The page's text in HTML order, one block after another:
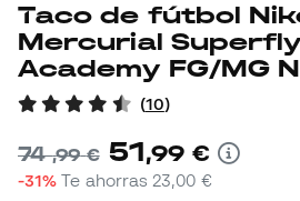
Taco de fútbol Nike Air Zoom
Mercurial
Academy FG/MG
(10)
74,99 € 51,99 €
-31% Te ahorras 23,00 €